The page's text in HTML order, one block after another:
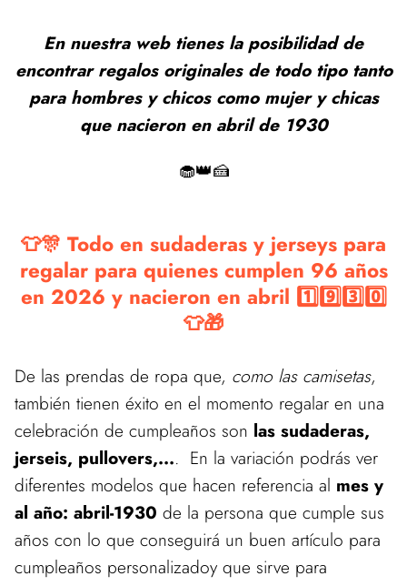
En nuestra web tienes la posibilidad de
encontrar regalos originales de todo tipo tanto
para hombres y chicos como mujer y chicas
que nacieron en abril de 1930
🧁👑🍰
👕🎊 Todo en sudaderas y jerseys para
regalar para quienes cumplen 96 años
en 2026 y nacieron en abril 1️⃣9️⃣3️⃣0️⃣
👕🎁
De las prendas de ropa que, como las camisetas,
también tienen éxito en el momento regalar en una
celebración de cumpleaños son las sudaderas,
jerseis, pullovers,.... En la variación podrás ver
diferentes modelos que hacen referencia al mes y
al año: abril-1930 de la persona que cumple sus
años con lo que conseguirá un buen artículo para
cumpleaños personalizadoy que sirve para